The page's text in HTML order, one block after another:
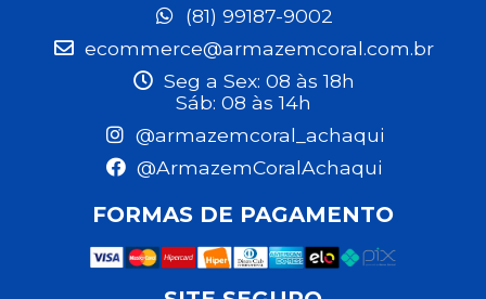
(81) 99187-9002
ecommerce@armazemcoral.com.br
Seg a Sex: 08 às 18h
Sáb: 08 às 14h
@armazemcoral_achaqui
@ArmazemCoralAchaqui
FORMAS DE PAGAMENTO